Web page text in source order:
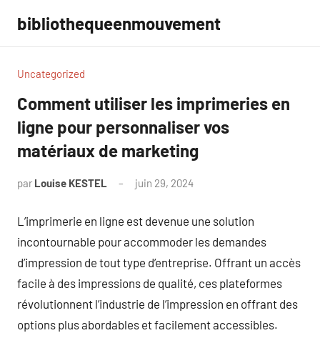
contenu
bibliothequeenmouvement
Uncategorized
Comment utiliser les imprimeries en
ligne pour personnaliser vos
matériaux de marketing
par Louise KESTEL juin 29, 2024
L’imprimerie en ligne est devenue une solution
incontournable pour accommoder les demandes
d’impression de tout type d’entreprise. Offrant un accès
facile à des impressions de qualité, ces plateformes
révolutionnent l’industrie de l’impression en offrant des
options plus abordables et facilement accessibles.